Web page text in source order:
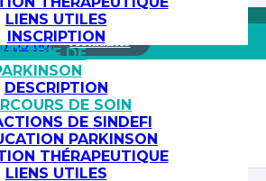
39 00 Actualités
LIENS UTILES
INSCRIPTION
DE
DESCRIPTION
DE SOIN
DE SINDEFI
PARKINSON
THÉRAPEUTIQUE
LIENS UTILES